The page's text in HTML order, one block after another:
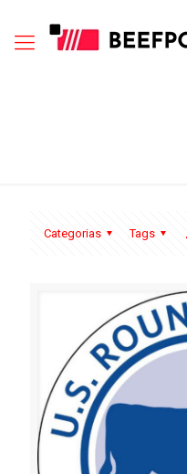
Categorias Tags